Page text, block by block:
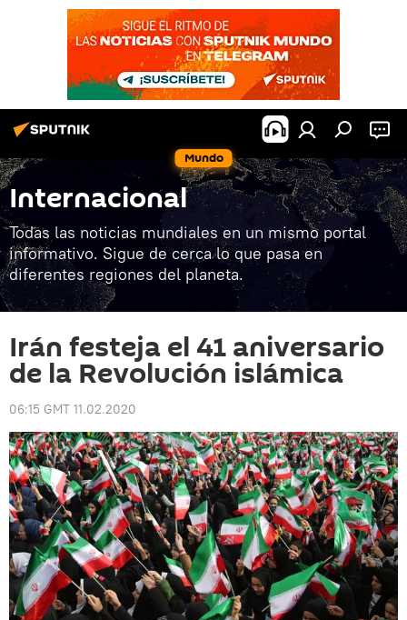
Mundo
Internacional
Todas las noticias mundiales en un mismo portal
informativo. Sigue de cerca lo que pasa en
diferentes regiones del planeta.
Irán festeja el 41 aniversario
de la Revolución islámica
06:15 GMT 11.02.2020